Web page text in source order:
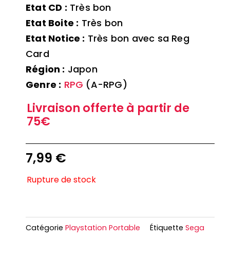
Etat CD : Très bon
Etat Boite : Très bon
Etat Notice : Très bon avec sa Reg
Card
Région : Japon
Genre : RPG (A-RPG)
Livraison offerte à partir de
75€
7,99 €
Rupture de stock
Catégorie Playstation Portable Étiquette Sega